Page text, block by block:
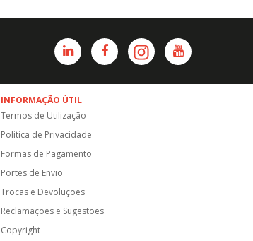
INFORMAÇÃO ÚTIL
Termos de Utilização
Politica de Privacidade
Formas de Pagamento
Portes de Envio
Trocas e Devoluções
Reclamações e Sugestões
Copyright